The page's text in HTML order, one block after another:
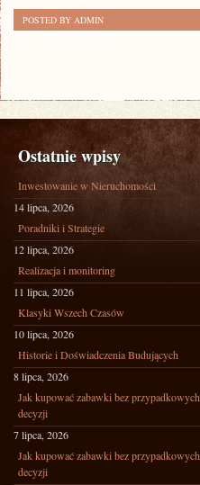
SIĘ
DEFEKTAMI
POSTED BY ADMIN
Ostatnie wpisy
Inwestowanie w Nieruchomości
14 lipca, 2026
Poradniki i Strategie
12 lipca, 2026
Realizacja i monitoring
11 lipca, 2026
Klasyki Wszech Czasów
10 lipca, 2026
Historie i Doświadczenia Budujących
8 lipca, 2026
Jak kupować zabawki bez przypadkowych
decyzji
7 lipca, 2026
Jak kupować zabawki bez przypadkowych
decyzji